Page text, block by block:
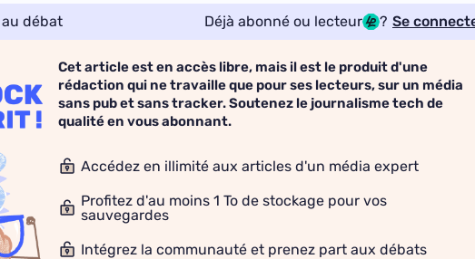
débat Déjà abonné ou lecteur ? Se
Cet article est en accès libre, mais il est le produit d'une
rédaction qui ne travaille que pour ses lecteurs, sur un média
sans pub et sans tracker. Soutenez le journalisme tech de
qualité en vous abonnant.
Accédez en illimité aux articles d'un média expert
Profitez d'au moins 1 To de stockage pour vos
sauvegardes
Intégrez la communauté et prenez part aux débats